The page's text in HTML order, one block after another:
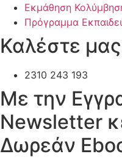
Εκμάθηση
Πρόγραμμα
Καλέστε μας
2310 243 193
Mε την
Newsletter
Δωρεάν